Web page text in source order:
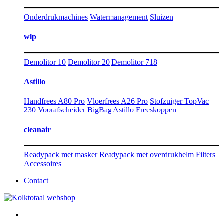
Onderdrukmachines Watermanagement Sluizen
wlp
Demolitor 10 Demolitor 20 Demolitor 718
Astillo
Handfrees A80 Pro Vloerfrees A26 Pro Stofzuiger TopVac
230 Voorafscheider BigBag Astillo Freeskoppen
cleanair
Readypack met masker Readypack met overdrukhelm Filters
Accessoires
Contact